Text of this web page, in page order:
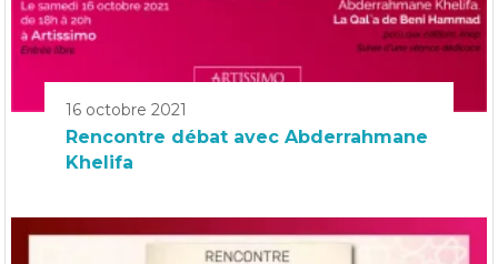
16 octobre 2021
Rencontre débat avec Abderrahmane
Khelifa